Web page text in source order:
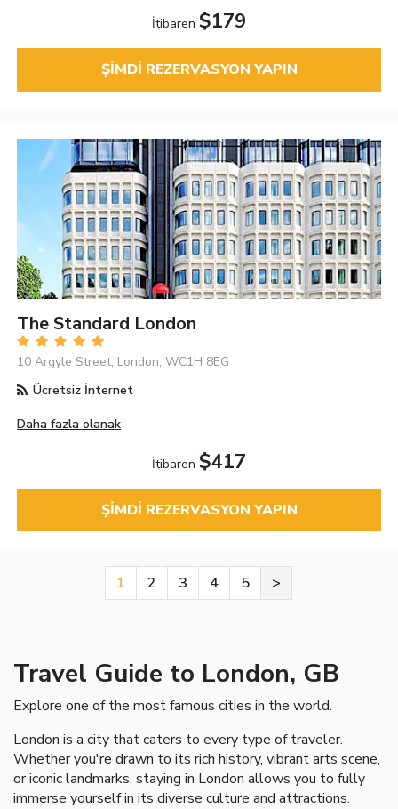
İtibaren $179
ŞIMDI REZERVASYON YAPIN
The Standard London
10 Argyle Street, London, WC1H 8EG
Ücretsiz İnternet
Daha fazla olanak
İtibaren $417
ŞIMDI REZERVASYON YAPIN
1 2 3 4 5 >
Travel Guide to London, GB
Explore one of the most famous cities in the world.
London is a city that caters to every type of traveler.
Whether you're drawn to its rich history, vibrant arts scene,
or iconic landmarks, staying in London allows you to fully
immerse yourself in its diverse culture and attractions.